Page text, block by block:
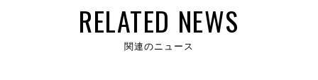
RELATED NEWS
関連のニュース